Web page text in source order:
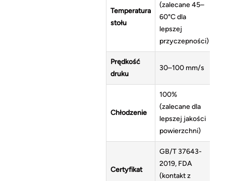
Temperatura
stołu
(zalecane 45–
60°C dla
lepszej
przyczepności)
Prędkość
druku
30–100 mm/s
Chłodzenie
100%
(zalecane dla
lepszej jakości
powierzchni)
Certyfikat
GB/T 37643-
2019, FDA
(kontakt z